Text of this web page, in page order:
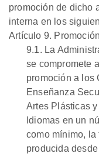
promoción de dicho
interna en los
Artículo 9.
9.1. La
se compromete
promoción a los
Enseñanza
Artes Plásticas
Idiomas en un
como mínimo,
producida